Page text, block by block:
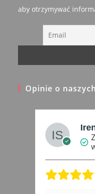
new
aby otrzymywać
Opinie o